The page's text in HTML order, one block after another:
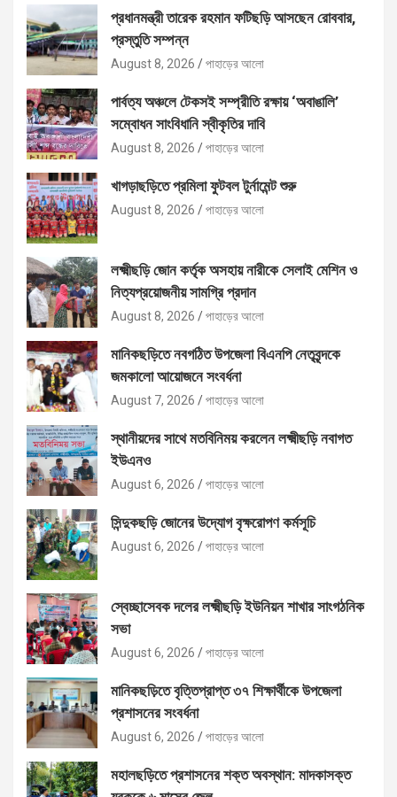
প্রধানমন্ত্রী তারেক রহমান ফটিছড়ি আসছেন রোববার,
প্রস্তুতি সম্পন্ন
August 8, 2026 পাহাড়ের আলো
পার্বত্য অঞ্চলে টেকসই সম্প্রীতি রক্ষায় ‘অবাঙালি’
সম্বোধন সাংবিধানি স্বীকৃতির দাবি
August 8, 2026 পাহাড়ের আলো
খাগড়াছড়িতে প্রমিলা ফুটবল টুর্নামেন্ট শুরু
August 8, 2026 পাহাড়ের আলো
লক্ষ্মীছড়ি জোন কর্তৃক অসহায় নারীকে সেলাই মেশিন ও
নিত্যপ্রয়োজনীয় সামগ্রি প্রদান
August 8, 2026 পাহাড়ের আলো
মানিকছড়িতে নবগঠিত উপজেলা বিএনপি নেতৃবৃন্দকে
জমকালো আয়োজনে সংবর্ধনা
August 7, 2026 পাহাড়ের আলো
স্থানীয়দের সাথে মতবিনিময় করলেন লক্ষ্মীছড়ি নবাগত
ইউএনও
August 6, 2026 পাহাড়ের আলো
সিন্দুকছড়ি জোনের উদ্যোগ বৃক্ষরোপণ কর্মসূচি
August 6, 2026 পাহাড়ের আলো
স্বেচ্ছাসেবক দলের লক্ষ্মীছড়ি ইউনিয়ন শাখার সাংগঠনিক
সভা
August 6, 2026 পাহাড়ের আলো
মানিকছড়িতে বৃত্তিপ্রাপ্ত ৩৭ শিক্ষার্থীকে উপজেলা
প্রশাসনের সংবর্ধনা
August 6, 2026 পাহাড়ের আলো
মহালছড়িতে প্রশাসনের শক্ত অবস্থান: মাদকাসক্ত